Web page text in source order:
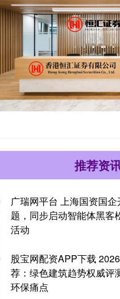
推荐资
广瑞网平台 上海国资国
题，同步启动智能体黑客
活动
股宝网配资APP下载
荐：绿色建筑趋势权威评
环保痛点